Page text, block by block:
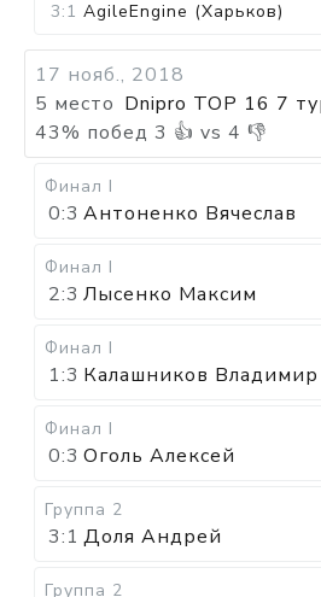
3:1 AgileEngine (Харьков)
17 нояб., 2018
5 место Dnipro TOP 16 7
43% побед 3 👍 vs 4 👎
Финал I
0:3 Антоненко Вячеслав
Финал I
2:3 Лысенко Максим
Финал I
1:3 Калашников Владимир
Финал I
0:3 Оголь Алексей
Группа 2
3:1 Доля Андрей
Группа 2